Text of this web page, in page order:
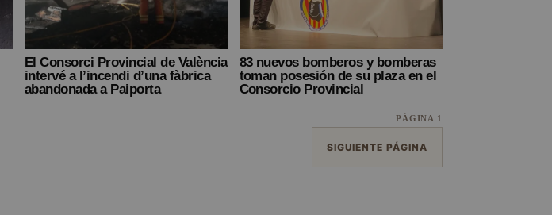
El Consorci Provincial de València
intervé a l’incendi d’una fàbrica
abandonada a Paiporta
83 nuevos bomberos y bomberas
toman posesión de su plaza en el
Consorcio Provincial
PÁGINA 1
SIGUIENTE PÁGINA